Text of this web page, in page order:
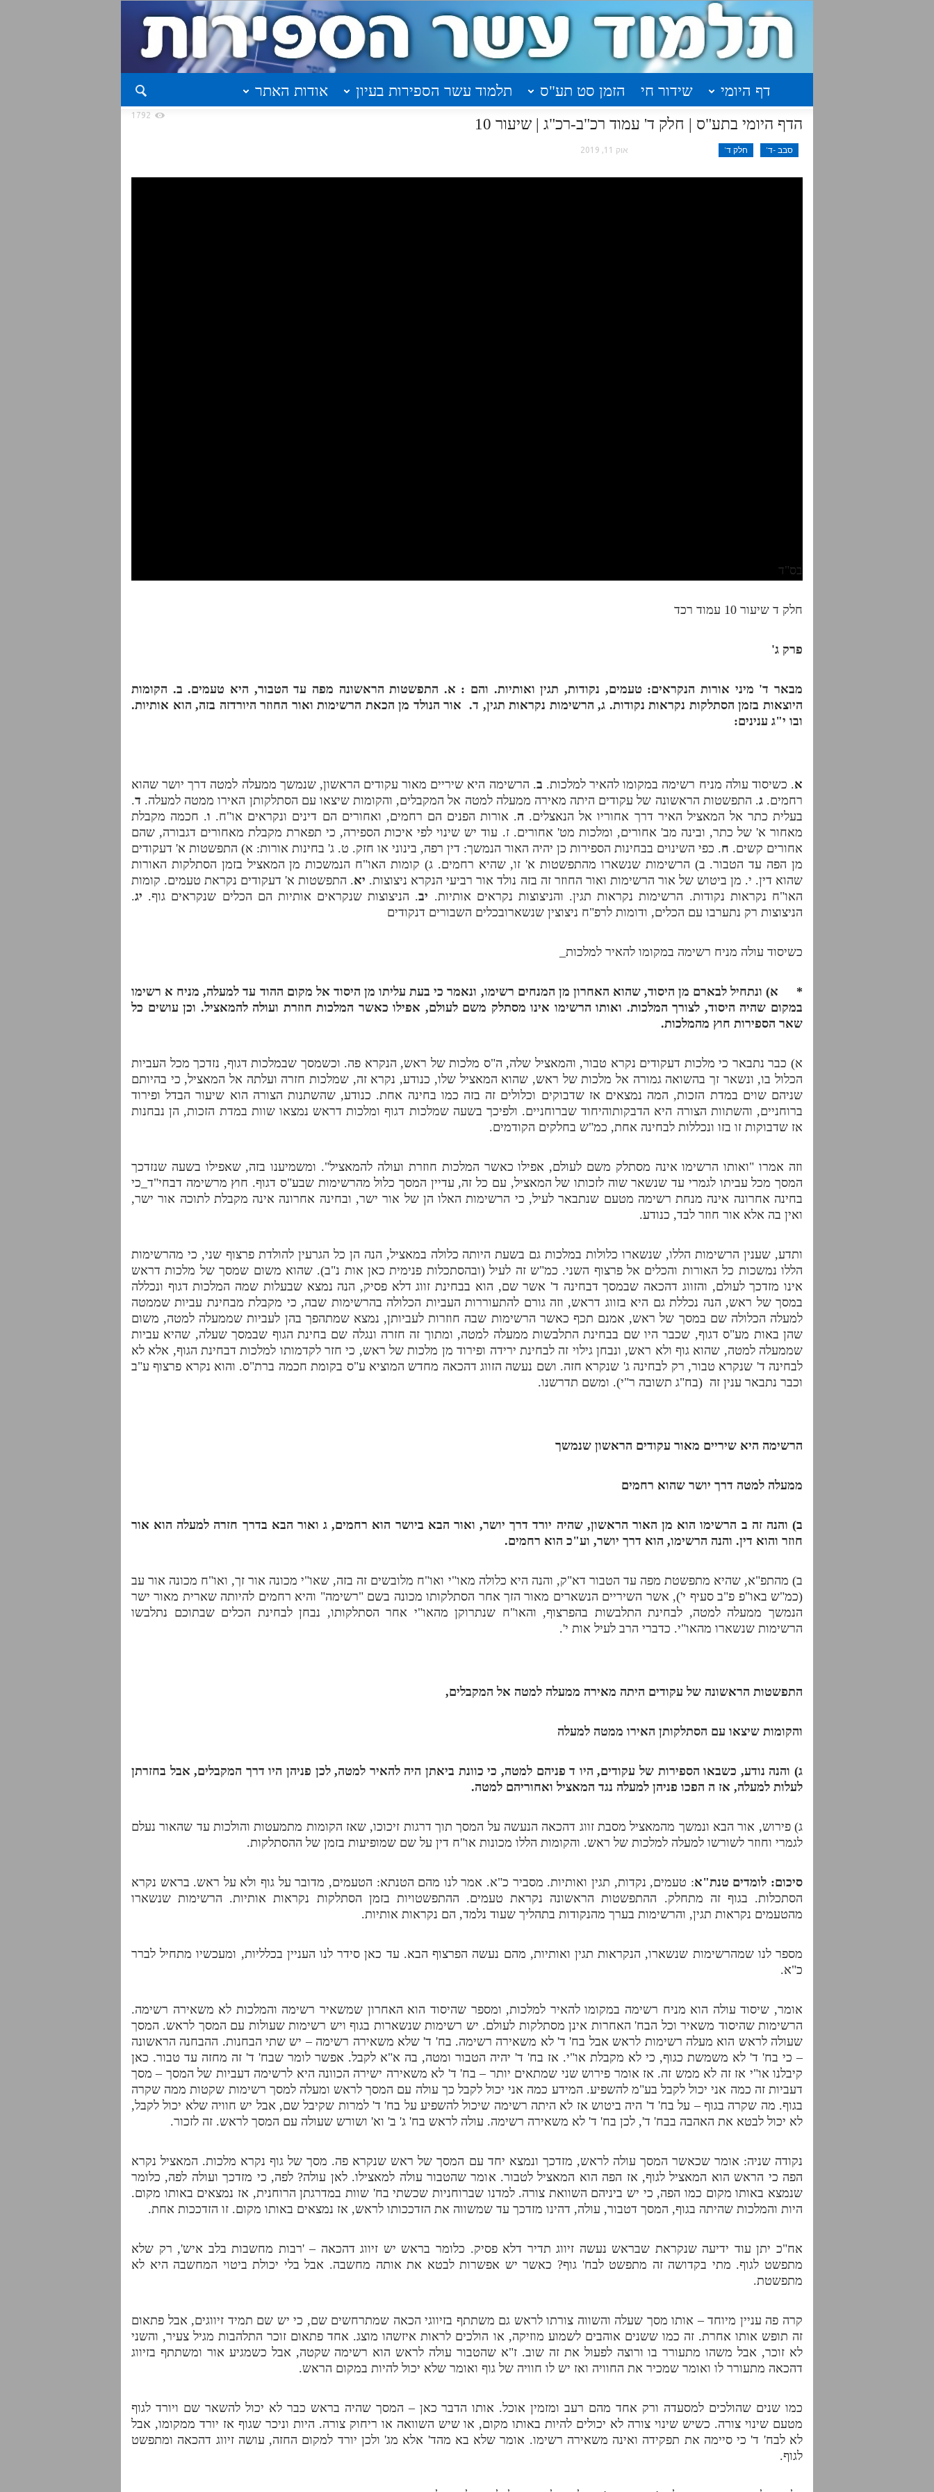
דף היומי שידור חי הזמן סט תע"ס תלמוד עשר הספירות בעיון
אודות האתר
הדף היומי בתע"ס | חלק ד' עמוד רכ"ב-רכ"ג | שיעור 10
סבב -ד' חלק ד' אוק 11, 2019
1792
בס"ד
חלק ד שיעור 10 עמוד רכד
פרק ג'
מבאר ד' מיני אורות הנקראים: טעמים, נקודות, תגין ואותיות. והם : א. התפשטות הראשונה מפה עד הטבור, היא טעמים. ב. הקומות
היוצאות בזמן הסתלקות נקראות נקודות. ג, הרשימות נקראות תגין, ד. אור הנולד מן הכאת הרשימות ואור החוזר היורדזה בזה, הוא אותיות.
ובו י"ג ענינים:
א. כשיסוד עולה מניח רשימה במקומו להאיר למלכות. ב. הרשימה היא שיריים מאור עקודים הראשון, שנמשך ממעלה למטה דרך יושר שהוא
רחמים.ג. התפשטות הראשונה של עקודים היתה מאירה ממעלה למטה אל המקבלים, והקומות שיצאו עם הסתלקותן האירו ממטה למעלה. ד.
בעלית כתר אל המאציל האיר דרך אחוריו אל הנאצלים. ה. אורות הפנים הם רחמים, ואחורים הם דינים ונקראים או"ח. ו. חכמה מקבלת
מאחור א' של כתר, ובינה מב' אחורים, ומלכות מט' אחורים. ז. עוד יש שינוי לפי איכות הספירה, כי תפארת מקבלת מאחורים דגבורה, שהם
אחורים קשים. ח. כפי השינוים בבחינות הספירות כן יהיה האור הנמשך: דין רפה, בינוני או חזק. ט. ג' בחינות אורות: א) התפשטות א' דעקודים
מן הפה עד הטבור. ב) הרשימות שנשארו מהתפשטות א' זו, שהיא רחמים.ג) קומות האו"ח הנמשכות מן המאציל בזמן הסתלקות האורות
שהוא דין. י. מן ביטוש של אור הרשימות ואור החוזר זה בזה נולד אור רביעי הנקרא ניצוצות. יא. התפשטות א' דעקודים נקראת טעמים. קומות
האו"ח נקראות נקודות. הרשימות נקראות תגין. והניצוצות נקראים אותיות. יב. הניצוצות שנקראים אותיות הם הכלים שנקראים גוף. יג.
הניצוצות רק נתערבו עם הכלים, ודומות לרפ"ח ניצוצין שנשארובכלים השבורים דנקודים
כשיסוד עולה מניח רשימה במקומו להאיר למלכות
* א) ונתחיל לבארם מן היסוד, שהוא האחרון מן המנחים רשימו, ונאמר כי בעת עליתו מן היסוד אל מקום ההוד עד למעלה, מניח א רשימו
במקום שהיה היסוד, לצורך המלכות. ואותו הרשימו אינו מסתלק משם לעולם, אפילו כאשר המלכות חוזרת ועולה להמאציל. וכן עושים כל
שאר הספירות חוץ מהמלכות.
א) כבר נתבאר כי מלכות דעקודים נקרא טבור, והמאציל שלה, ה"ס מלכות של ראש, הנקרא פה. וכשמסך שבמלכות דגוף, נזדכך מכל העביות
הכלול בו, ונשאר זך בהשואה גמורה אל מלכות של ראש, שהוא המאציל שלו, כנודע, נקרא זה, שמלכות חזרה ועלתה אל המאציל, כי בהיותם
שניהם שוים במדת הזכות, המה נמצאים אז שדבוקים וכלולים זה בזה כמו בחינה אחת. כנודע, שהשתנות הצורה הוא שיעור הבדל ופירוד
ברוחניים, והשתוות הצורה היא הדבקותוהיחוד שברוחניים. ולפיכך בשעה שמלכות דגוף ומלכות דראש נמצאו שוות במדת הזכות, הן נבחנות
אז שדבוקות זו בזו ונכללות לבחינה אחת, כמ"ש בחלקים הקודמים.
וזה אמרו "ואותו הרשימו אינה מסתלק משם לעולם, אפילו כאשר המלכות חוזרת ועולה להמאציל". ומשמיענו בזה, שאפילו בשעה שנזדכך
המסך מכל עביתו לגמרי עד שנשאר שוה לזכותו של המאציל, עם כל זה, עדיין המסך כלול מהרשימות שבע"ס דגוף. חוץ מרשימה דבחי"ד כי
בחינה אחרונה אינה מנחת רשימה מטעם שנתבאר לעיל, כי הרשימות האלו הן של אור ישר, ובחינה אחרונה אינה מקבלת לתוכה אור ישר,
ואין בה אלא אור חוזר לבד, כנודע.
ותדע, שענין הרשימות הללו, שנשארו כלולות במלכות גם בשעת היותה כלולה במאציל, הנה הן כל הגרעין להולדת פרצוף שני, כי מהרשימות
הללו נמשכות כל האורות והכלים אל פרצוף השני. כמ"ש זה לעיל (ובהסתכלות פנימית כאן אות נ"ב). שהוא משום שמסך של מלכות דראש
אינו מזדכך לעולם, והזווג דהכאה שבמסך דבחינה ד' אשר שם, הוא בבחינת זווג דלא פסיק, הנה נמצא שבעלות שמה המלכות דגוף ונכללה
במסך של ראש, הנה נכללת גם היא בזווג דראש, וזה גורם להתעוררות העביות הכלולה בהרשימות שבה, כי מקבלת מבחינת עביות שממטה
למעלה הכלולה שם במסך של ראש, אמנם תכף כאשר הרשימות שבה חוזרות לעביותן, נמצא שמתהפך בהן לעביות שממעלה למטה, משום
שהן באות מע"ס דגוף, שכבר היו שם בבחינת התלבשות ממעלה למטה, ומתוך זה חזרה ונגלה שם בחינת הגוף שבמסך שעלה, שהיא עביות
שממעלה למטה, שהוא גוף ולא ראש, ונבחן גילוי זה לבחינת ירידה ופירוד מן מלכות של ראש, כי חזר לקדמותו למלכות דבחינת הגוף, אלא לא
לבחינה ד' שנקרא טבור, רק לבחינה ג' שנקרא חזה. ושם נעשה הזווג דהכאה מחדש המוציא ע"ס בקומת חכמה ברת"ס. והוא נקרא פרצוף ע"ב
וכבר נתבאר ענין זה (בח"ג תשובה ר"י). ומשם תדרשנו.
הרשימה היא שיריים מאור עקודים הראשון שנמשך
ממעלה למטה דרך יושר שהוא רחמים
ב) והנה זה ב הרשימו הוא מן האור הראשון, שהיה יורד דרך יושר, ואור הבא ביושר הוא רחמים, גואור הבא בדרך חזרה למעלה הוא אור
חוזר והוא דין. והנה הרשימו, הוא דרך יושר, וע"כ הוא רחמים.
ב) מהתפ"א, שהיא מתפשטת מפה עד הטבור דא"ק, והנה היא כלולה מאו"י ואו"ח מלובשים זה בזה, שאו"י מכונה אור זך, ואו"ח מכונה אור עב
(כמ"ש באו"פ פ"ב סעיף י'), אשר השיריים הנשארים מאור הזך אחר הסתלקותו מכונה בשם "רשימה" והיא רחמים להיותה שארית מאור ישר
הנמשך ממעלה למטה, לבחינת התלבשות בהפרצוף, והאו"ח שנתרוקן מהאו"י אחר הסתלקותו, נבחן לבחינת הכלים שבתוכם נתלבשו
הרשימות שנשארו מהאו"י. כדברי הרב לעיל אות י'.
התפשטות הראשונה של עקודים היתה מאירה ממעלה למטה אל המקבלים,
והקומות שיצאו עם הסתלקותן האירו ממטה למעלה
ג) והנה נודע, כשבאו הספירות של עקודים, היו דפניהם למטה, כי כוונת ביאתן היה להאיר למטה, לכן פניהן היו דרך המקבלים, אבל בחזרתן
לעלות למעלה, אז ה הפכו פניהן למעלה נגד המאציל ואחוריהם למטה.
ג) פירוש, אור הבא ונמשך מהמאציל מסבת זווג דהכאה הנעשה על המסך תוך דרגות זיכוכו, שאז הקומות מתמעטות והולכות עד שהאור נעלם
לגמרי וחוזר לשורשו למעלה למלכות של ראש. והקומות הללו מכונות או"ח דין על שם שמופיעות בזמן של ההסתלקות.
סיכום: לומדים טנת"א: טעמים, נקדות, תגין ואותיות. מסביר כ"א. אמר לנו מהם הטנתא: הטעמים, מדובר על גוף ולא על ראש. בראש נקרא
הסתכלות. בגוף זה מתחלק. ההתפשטות הראשונה נקראת טעמים. ההתפשטויות בזמן הסתלקות נקראות אותיות. הרשימות שנשארו
מהטעמים נקראות תגין, והרשימות בערך מהנקודות בתהליך שעוד נלמד, הם נקראות אותיות.
מספר לנו שמהרשימות שנשארו, הנקראות תגין ואותיות, מהם נעשה הפרצוף הבא. עד כאן סידר לנו העניין בכלליות, ומעכשיו מתחיל לברר
כ"א.
אומר, שיסוד עולה הוא מניח רשימה במקומו להאיר למלכות, ומספר שהיסוד הוא האחרון שמשאיר רשימה והמלכות לא משאירה רשימה.
הרשימות שהיסוד משאיר וכל הבח' האחרות אינן מסתלקות לעולם. יש רשימות שנשארות בגוף ויש רשימות שעולות עם המסך לראש. המסך
שעולה לראש הוא מעלה רשימות לראש אבל בח' ד' לא משאירה רשימה. בח' ד' שלא משאירה רשימה – יש שתי הבחנות. ההבחנה הראשונה
– כי בח' ד' לא משמשת כגוף, כי לא מקבלת או"י. אז בח' ד' יהיה הטבור ומטה, בה א"א לקבל. אפשר לומר שבח' ד' זה מחזה עד טבור. כאן
קיבלנו או"י אז זה לא ממש זה. אז אומר פירוש שני שמתאים יותר – בח' ד' לא משאירה ישירה הכוונה היא לרשימה דעביות של המסך – מסך
דעביות זה כמה אני יכול לקבל בע"מ להשפיע. המידע כמה אני יכול לקבל כך עולה עם המסך לראש ומעלה למסך רשימות שקטות ממה שקרה
בגוף. מה שקרה בגוף – על בח' ד' היה ביטוש אז לא היתה רשימה שיכול להשפיע על בח' ד' למרות שקיבל שם, אבל יש חוויה שלא יכול לקבל,
לא יכול לבטא את האהבה בבח' ד', לכן בח' ד' לא משאירה רשימה. עולה לראש בח' ג' ב' וא' ושורש שעולה עם המסך לראש. זה לזכור.
נקודה שניה: אומר שכאשר המסך עולה לראש, מזדכך ונמצא יחד עם המסך של ראש שנקרא פה. מסך של גוף נקרא מלכות. המאציל נקרא
הפה כי הראש הוא המאציל לגוף, אז הפה הוא המאציל לטבור. אומר שהטבור עולה למאצילו. לאן עולה? לפה, כי מזדכך ועולה לפה, כלומר
שנמצא באותו מקום כמו הפה, כי יש ביניהם השוואת צורה. למדנו שברוחניות שכשתי בח' שוות במדרגתן הרוחנית, אז נמצאים באותו מקום.
היות והמלכות שהיתה בגוף, המסך דטבור, עולה, דהינו מזדכך עד שמשווה את הזדככותו לראש, אז נמצאים באותו מקום. זו הזדככות אחת.
אח"כ יתן עוד ידיעה שנקראת שבראש נעשה זיווג תדיר דלא פסיק. כלומר בראש יש זיווג דהכאה – 'רבות מחשבות בלב איש', רק שלא
מתפשט לגוף. מתי בקדושה זה מתפשט לבח' גוף? כאשר יש אפשרות לבטא את אותה מחשבה. אבל בלי יכולת ביטוי המחשבה היא לא
מתפשטת.
קרה פה עניין מיוחד – אותו מסך שעלה והשווה צורתו לראש גם משתתף בזיווגי הכאה שמתרחשים שם, כי יש שם תמיד זיווגים, אבל פתאום
זה תופש אותו אחרת. זה כמו ששנים אוהבים לשמוע מוזיקה, או הולכים לראות איזשהו מוצג. אחד פתאום זוכר התלהבות מגיל צעיר, והשני
לא זוכר, אבל משהו מתעורר בו ורוצה לפעול את זה שוב. ז"א שהטבור עולה לראש הוא רשימה שקטה, אבל כשמגיע אור ומשתתף בזיווג
דהכאה מתעורר לו ואומר שמכיר את החוויה ואז יש לו חוויה של גוף ואומר שלא יכול להיות במקום הראש.
כמו שנים שהולכים למסעדה ורק אחד מהם רעב ומזמין אוכל. אותו הדבר כאן – המסך שהיה בראש כבר לא יכול להשאר שם ויורד לגוף
מטעם שינוי צורה. כשיש שינוי צורה לא יכולים להיות באותו מקום, או שיש השוואה או ריחוק צורה. היות וניכר שגוף אז יורד ממקומו, אבל
לא לבח' ד' כי סיימה את תפקידה ואינה משאירה רשימו. אומר שלא בא מהד' אלא מג' ולכן יורד למקום החזה, עושה זיווג דהכאה ומתפשט
לגוף.